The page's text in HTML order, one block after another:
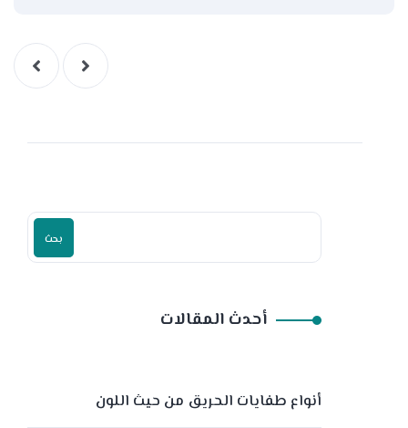
بحث
أحدث المقالات
أنواع طفايات الحريق من حيث اللون